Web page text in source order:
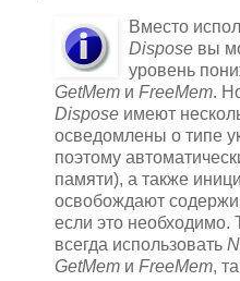
Вместо
Dispose вы
уровень
GetMem и FreeMem.
Dispose имеют
осведомлены о типе
поэтому
памяти), а также
освобождают
если это необходимо.
всегда использовать
GetMem и FreeMem,